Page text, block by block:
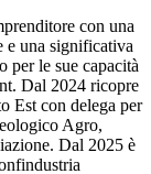
con una
e una significativa
per le sue capacità
Dal 2024 ricopre
Est con delega per
Agro,
Dal 2025 è